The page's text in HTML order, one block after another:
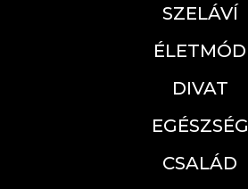
SZELÁVÍ
ÉLETMÓD
DIVAT
EGÉSZSÉG
CSALÁD